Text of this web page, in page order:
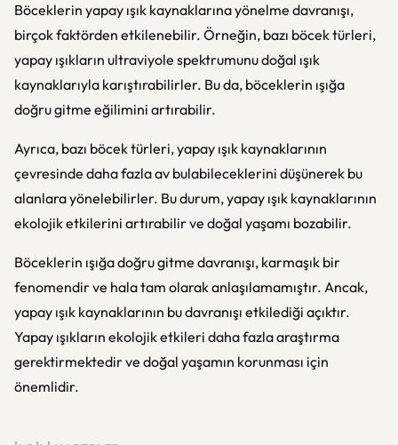
Böceklerin yapay ışık kaynaklarına yönelme davranışı,
birçok faktörden etkilenebilir. Örneğin, bazı böcek türleri,
yapay ışıkların ultraviyole spektrumunu doğal ışık
kaynaklarıyla karıştırabilirler. Bu da, böceklerin ışığa
doğru gitme eğilimini artırabilir.
Ayrıca, bazı böcek türleri, yapay ışık kaynaklarının
çevresinde daha fazla av bulabileceklerini düşünerek bu
alanlara yönelebilirler. Bu durum, yapay ışık kaynaklarının
ekolojik etkilerini artırabilir ve doğal yaşamı bozabilir.
Böceklerin ışığa doğru gitme davranışı, karmaşık bir
fenomendir ve hala tam olarak anlaşılamamıştır. Ancak,
yapay ışık kaynaklarının bu davranışı etkilediği açıktır.
Yapay ışıkların ekolojik etkileri daha fazla araştırma
gerektirmektedir ve doğal yaşamın korunması için
önemlidir.